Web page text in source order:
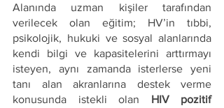
Alanında uzman kişiler tarafından
verilecek olan eğitim; HV’in tıbbi,
psikolojik, hukuki ve sosyal alanlarında
kendi bilgi ve kapasitelerini arttırmayı
isteyen, aynı zamanda isterlerse yeni
tanı alan akranlarına destek verme
konusunda istekli olan HIV pozitif